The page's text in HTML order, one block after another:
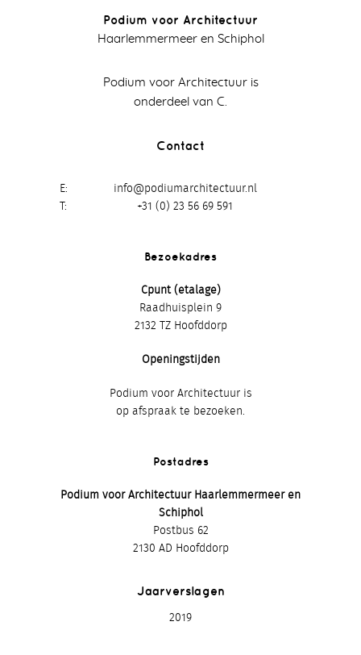
Podium voor Architectuur
Haarlemmermeer en Schiphol
Podium voor Architectuur is
onderdeel van C.
Contact
E
info@podiumarchitectuur.nl
T
+31 (0) 23 56 69 591
Bezoekadres
Cpunt (etalage)
Raadhuisplein 9
2132 TZ Hoofddorp
Openingstijden
Podium voor Architectuur is
op afspraak te bezoeken.
Postadres
Podium voor Architectuur Haarlemmermeer en
Schiphol
Postbus 62
2130 AD Hoofddorp
Jaarverslagen
2019